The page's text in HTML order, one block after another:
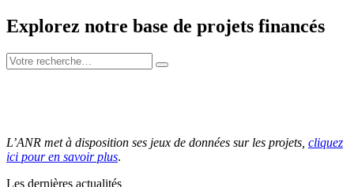
Explorez notre base de projets financés
L’ANR met à disposition ses jeux de données sur les projets, cliquez
ici pour en savoir plus.
Les dernières actualités